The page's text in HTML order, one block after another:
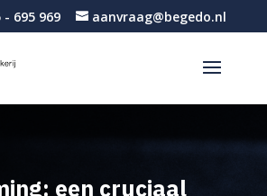
- 695 969 aanvraag@begedo.nl
een cruciaal